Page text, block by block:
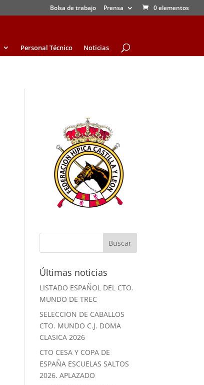
Bolsa de trabajo Prensa 0 elementos
Personal Técnico Noticias
Últimas noticias
LISTADO ESPAÑOL DEL CTO.
MUNDO DE TREC
SELECCION DE CABALLOS
CTO. MUNDO C.J. DOMA
CLASICA 2026
CTO CESA Y COPA DE
ESPAÑA ESCUELAS SALTOS
2026. APLAZADO